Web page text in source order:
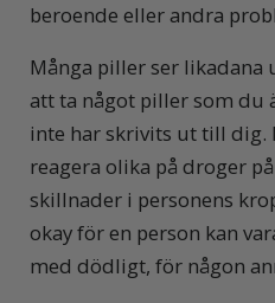
beroende eller andra
Många piller ser
att ta något piller som du
inte har skrivits ut till dig.
reagera olika på droger
skillnader i personens
okay för en person kan
med dödligt, för någon